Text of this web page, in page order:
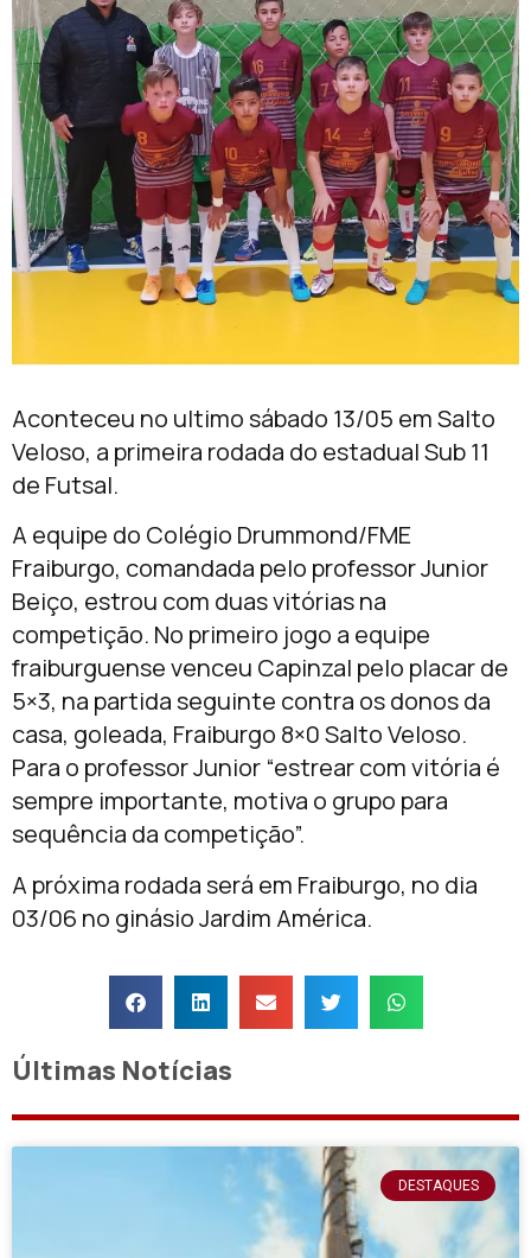
Aconteceu no ultimo sábado 13/05 em Salto
Veloso, a primeira rodada do estadual Sub 11
de Futsal.
A equipe do Colégio Drummond/FME
Fraiburgo, comandada pelo professor Junior
Beiço, estrou com duas vitórias na
competição. No primeiro jogo a equipe
fraiburguense venceu Capinzal pelo placar de
5×3, na partida seguinte contra os donos da
casa, goleada, Fraiburgo 8×0 Salto Veloso.
Para o professor Junior “estrear com vitória é
sempre importante, motiva o grupo para
sequência da competição”.
A próxima rodada será em Fraiburgo, no dia
03/06 no ginásio Jardim América.
Últimas Notícias
DESTAQUES